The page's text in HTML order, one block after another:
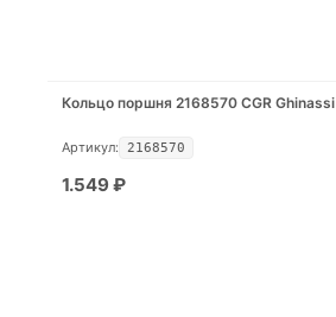
Кольцо поршня 2168570 CGR Ghinassi
Артикул: 2168570
1.549 ₽